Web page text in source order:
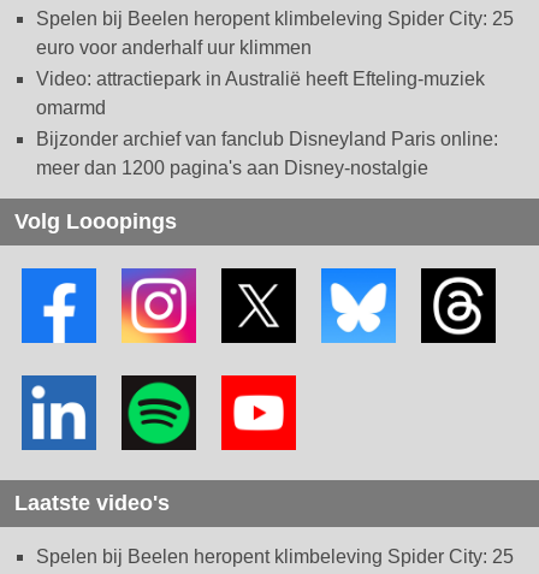
Spelen bij Beelen heropent klimbeleving Spider City: 25
euro voor anderhalf uur klimmen
Video: attractiepark in Australië heeft Efteling-muziek
omarmd
Bijzonder archief van fanclub Disneyland Paris online:
meer dan 1200 pagina's aan Disney-nostalgie
Volg Looopings
Laatste video's
Spelen bij Beelen heropent klimbeleving Spider City: 25